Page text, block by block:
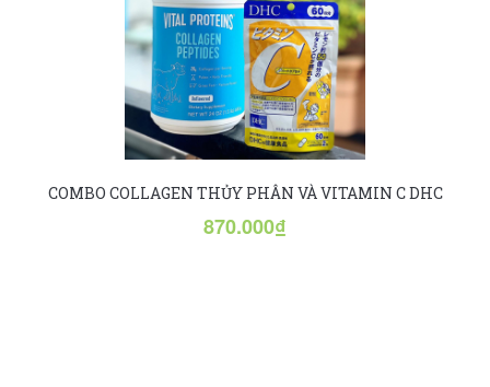
COMBO COLLAGEN THỦY PHÂN VÀ VITAMIN C DHC
870.000₫